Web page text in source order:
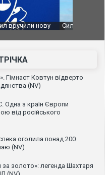
НПЗ:
Неймар
Гімнаст Ковтун відверто
(NV)
Одна з країн Європи
від російського
оголила понад 200
(NV)
золото»: легенда Шахтаря